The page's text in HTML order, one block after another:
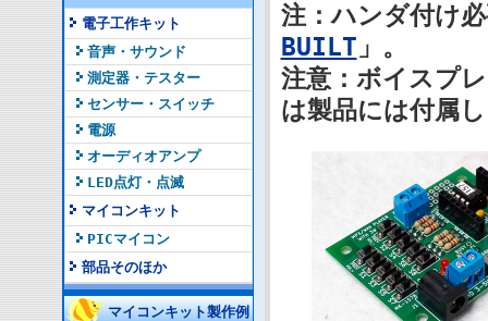
電子工作キット
音声・サウンド
測定器・テスター
センサー・スイッチ
電源
オーディオアンプ
LED点灯・点滅
マイコンキット
PICマイコン
部品そのほか
マイコンキット製作例
注：ハンダ付け
BUILT 」。
注意：ボイスプ
は製品には付属